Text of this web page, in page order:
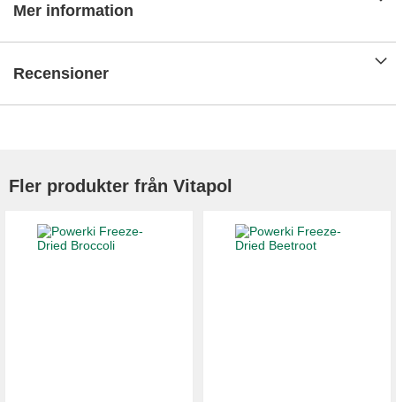
Mer information
Recensioner
Fler produkter från Vitapol